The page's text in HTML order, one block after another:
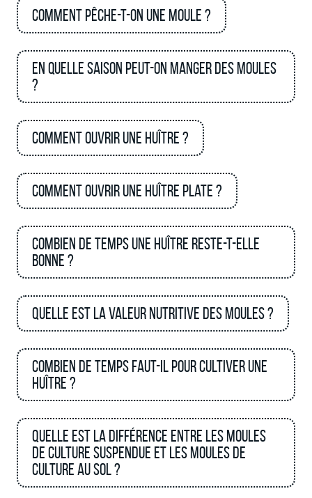
Comment pêche-t-on une moule ?
En quelle saison peut-on manger des moules
?
Comment ouvrir une huître ?
Comment ouvrir une huître plate ?
Combien de temps une huître reste-t-elle
bonne ?
Quelle est la valeur nutritive des moules ?
Combien de temps faut-il pour cultiver une
huître ?
Quelle est la différence entre les moules
de culture suspendue et les moules de
culture au sol ?